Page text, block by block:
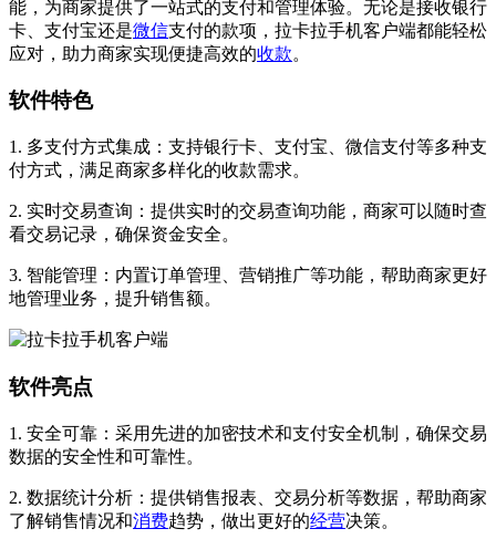
能，为商家提供了一站式的支付和管理体验。无论是接收银行
卡、支付宝还是微信支付的款项，拉卡拉手机客户端都能轻松
应对，助力商家实现便捷高效的收款。
软件特色
1. 多支付方式集成：支持银行卡、支付宝、微信支付等多种支
付方式，满足商家多样化的收款需求。
2. 实时交易查询：提供实时的交易查询功能，商家可以随时查
看交易记录，确保资金安全。
3. 智能管理：内置订单管理、营销推广等功能，帮助商家更好
地管理业务，提升销售额。
软件亮点
1. 安全可靠：采用先进的加密技术和支付安全机制，确保交易
数据的安全性和可靠性。
2. 数据统计分析：提供销售报表、交易分析等数据，帮助商家
了解销售情况和消费趋势，做出更好的经营决策。